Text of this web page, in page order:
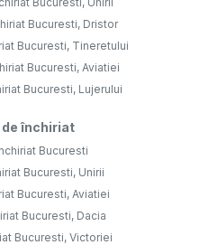
Bucuresti, Dristor
Bucuresti, Tineretului
Bucuresti, Aviatiei
Bucuresti, Lujerului
de închiriat
Bucuresti
Bucuresti, Unirii
Bucuresti, Aviatiei
Bucuresti, Dacia
Bucuresti, Victoriei